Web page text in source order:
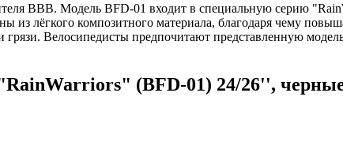
BBB. Модель BFD-01 входит в специальную серию
из лёгкого композитного материала, благодаря чему
Велосипедисты предпочитают представленную
(BFD-01) 24/26'',